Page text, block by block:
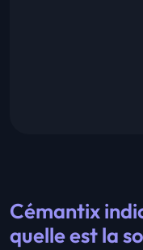
Cémantix
quelle est la